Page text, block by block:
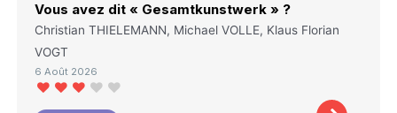
Vous avez dit « Gesamtkunstwerk » ?
Christian THIELEMANN, Michael VOLLE, Klaus Florian
VOGT
6 Août 2026